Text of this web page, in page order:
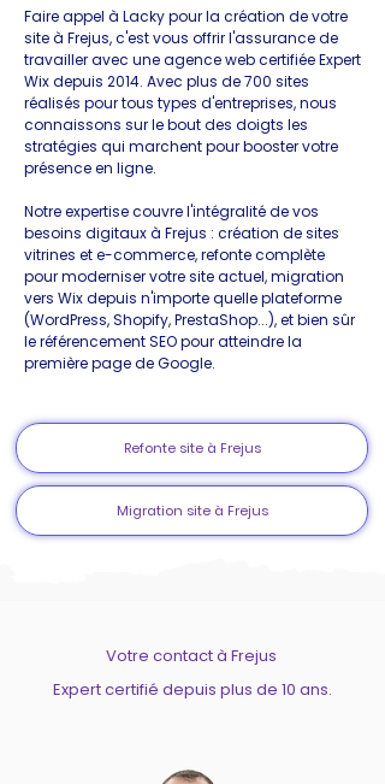
Faire appel à Lacky pour la création de votre
site à Frejus, c'est vous offrir l'assurance de
travailler avec une agence web certifiée Expert
Wix depuis 2014. Avec plus de 700 sites
réalisés pour tous types d'entreprises, nous
connaissons sur le bout des doigts les
stratégies qui marchent pour booster votre
présence en ligne.
Notre expertise couvre l'intégralité de vos
besoins digitaux à Frejus : création de sites
vitrines et e-commerce, refonte complète
pour moderniser votre site actuel, migration
vers Wix depuis n'importe quelle plateforme
(WordPress, Shopify, PrestaShop...), et bien sûr
le référencement SEO pour atteindre la
première page de Google.
Refonte site à Frejus
Migration site à Frejus
Votre contact à Frejus
Expert certifié depuis plus de 10 ans.